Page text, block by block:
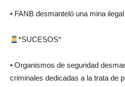
• FANB desmanteló una mina
*SUCESOS*
• Organismos de seguridad
criminales dedicadas a la trata de